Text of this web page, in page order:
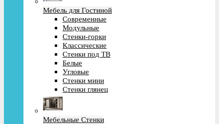
Мебель для Гостиной
Современные
Модульные
Стенки-горки
Классические
Стенки под ТВ
Белые
Угловые
Стенки мини
Стенки глянец
Мебельные Стенки